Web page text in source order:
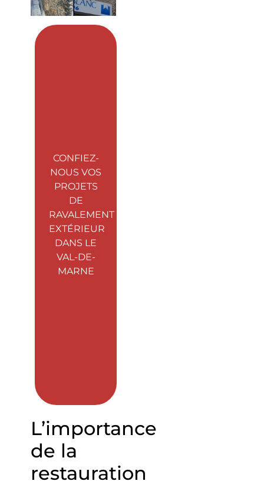
CONFIEZ-
NOUS VOS
PROJETS
DE
RAVALEMENT
EXTÉRIEUR
DANS LE
VAL-DE-
MARNE
L’importance
de la
restauration